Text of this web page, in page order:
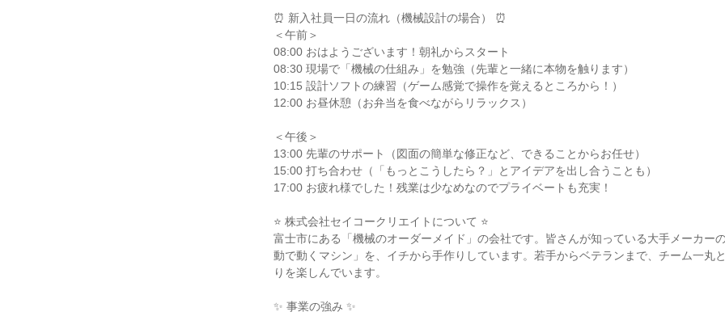
⏰ 新入社員一日の流れ（機械設計の場合） ⏰
＜午前＞
08:00 おはようございます！朝礼からスタート
08:30 現場で「機械の仕組み」を勉強（先輩と一緒に本物を触ります）
10:15 設計ソフトの練習（ゲーム感覚で操作を覚えるところから！）
12:00 お昼休憩（お弁当を食べながらリラックス）
＜午後＞
13:00 先輩のサポート（図面の簡単な修正など、できることからお任せ）
15:00 打ち合わせ（「もっとこうしたら？」とアイデアを出し合うことも）
17:00 お疲れ様でした！残業は少なめなのでプライベートも充実！
⭐ 株式会社セイコークリエイトについて ⭐
富士市にある「機械のオーダーメイド」の会社です。皆さんが知っている大手メーカー
動で動くマシン」を、イチから手作りしています。若手からベテランまで、チーム一丸
りを楽しんでいます。
✨ 事業の強み ✨